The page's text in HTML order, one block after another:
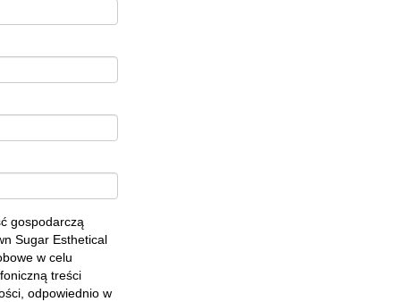
gospodarczą
Sugar Esthetical
w celu
treści
, odpowiednio w